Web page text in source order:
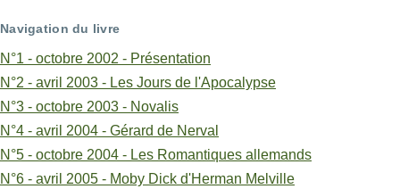
livre
pour
N°18
-
avril
Navigation du livre
N°1 - octobre 2002 - Présentation
N°2 - avril 2003 - Les Jours de l'Apocalypse
N°3 - octobre 2003 - Novalis
N°4 - avril 2004 - Gérard de Nerval
N°5 - octobre 2004 - Les Romantiques allemands
N°6 - avril 2005 - Moby Dick d'Herman Melville